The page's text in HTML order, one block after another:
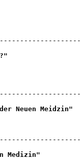
Neuen Meidzin"
Medizin"